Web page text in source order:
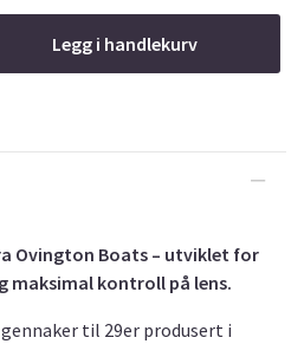
Legg i handlekurv
Ovington Boats – utviklet for
maksimal kontroll på lens.
til 29er produsert i